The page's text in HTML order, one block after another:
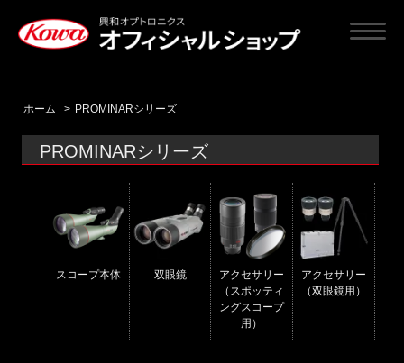
ホーム > PROMINARシリーズ
PROMINARシリーズ
スコープ本体 双眼鏡
アクセサリー
（スポッティ
ングスコープ
用）
アクセサリー
（双眼鏡用）